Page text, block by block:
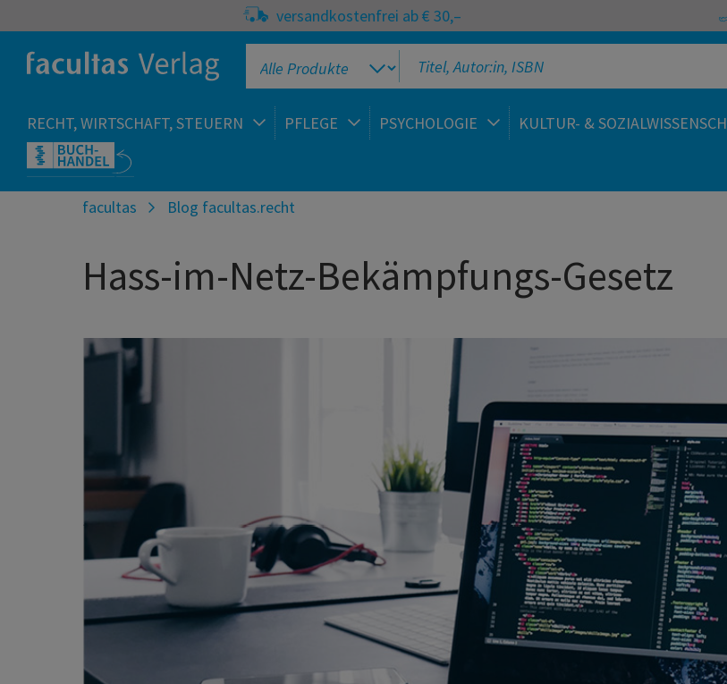
versandkostenfrei ab € 30,–
RECHT, WIRTSCHAFT, STEUERN PFLEGE PSYCHOLOGIE KULTUR- &
facultas Blog facultas.recht
Hass-im-Netz-Bekämpfungs-Gesetz